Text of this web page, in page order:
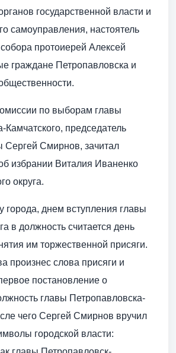
государственной власти и
самоуправления, настоятель
протоиерей Алексей
граждане Петропавловска и
по выборам главы
Камчатского, председатель
Сергей Смирнов, зачитал
избрании Виталия Иваненко
округа.
города, днем вступления главы
в должность считается день
им торжественной присяги.
произнес слова присяги и
постановление о
главы Петропавловска-
чего Сергей Смирнов вручил
городской власти: